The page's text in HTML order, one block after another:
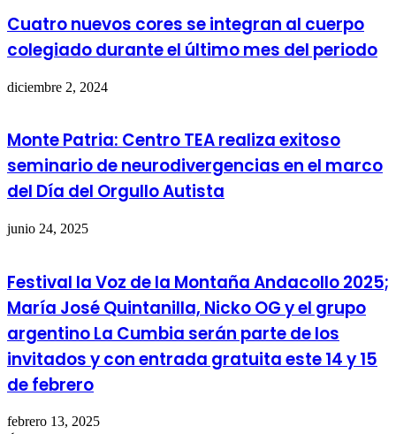
Cuatro nuevos cores se integran al cuerpo
colegiado durante el último mes del periodo
diciembre 2, 2024
Monte Patria: Centro TEA realiza exitoso
seminario de neurodivergencias en el marco
del Día del Orgullo Autista
junio 24, 2025
Festival la Voz de la Montaña Andacollo 2025;
María José Quintanilla, Nicko OG y el grupo
argentino La Cumbia serán parte de los
invitados y con entrada gratuita este 14 y 15
de febrero
febrero 13, 2025